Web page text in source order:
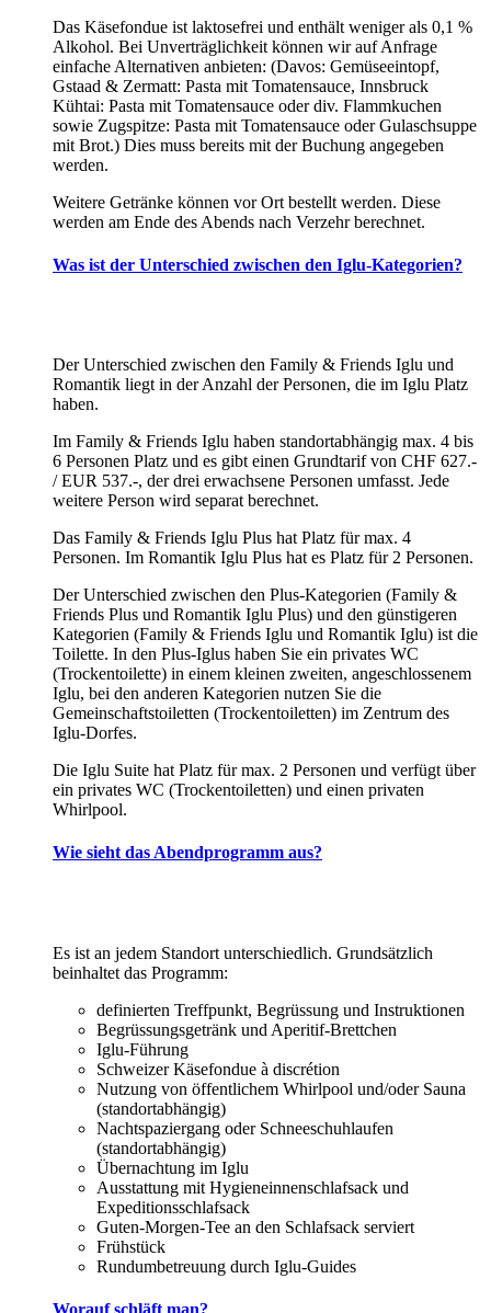
Das Käsefondue ist laktosefrei und enthält weniger als 0,1 %
Alkohol. Bei Unverträglichkeit können wir auf Anfrage
einfache Alternativen anbieten: (Davos: Gemüseeintopf,
Gstaad & Zermatt: Pasta mit Tomatensauce, Innsbruck
Kühtai: Pasta mit Tomatensauce oder div. Flammkuchen
sowie Zugspitze: Pasta mit Tomatensauce oder Gulaschsuppe
mit Brot.) Dies muss bereits mit der Buchung angegeben
werden.
Weitere Getränke können vor Ort bestellt werden. Diese
werden am Ende des Abends nach Verzehr berechnet.
Was ist der Unterschied zwischen den Iglu-Kategorien?
Der Unterschied zwischen den Family & Friends Iglu und
Romantik liegt in der Anzahl der Personen, die im Iglu Platz
haben.
Im Family & Friends Iglu haben standortabhängig max. 4 bis
6 Personen Platz und es gibt einen Grundtarif von CHF 627.-
/ EUR 537.-, der drei erwachsene Personen umfasst. Jede
weitere Person wird separat berechnet.
Das Family & Friends Iglu Plus hat Platz für max. 4
Personen. Im Romantik Iglu Plus hat es Platz für 2 Personen.
Der Unterschied zwischen den Plus-Kategorien (Family &
Friends Plus und Romantik Iglu Plus) und den günstigeren
Kategorien (Family & Friends Iglu und Romantik Iglu) ist die
Toilette. In den Plus-Iglus haben Sie ein privates WC
(Trockentoilette) in einem kleinen zweiten, angeschlossenem
Iglu, bei den anderen Kategorien nutzen Sie die
Gemeinschaftstoiletten (Trockentoiletten) im Zentrum des
Iglu-Dorfes.
Die Iglu Suite hat Platz für max. 2 Personen und verfügt über
ein privates WC (Trockentoiletten) und einen privaten
Whirlpool.
Wie sieht das Abendprogramm aus?
Es ist an jedem Standort unterschiedlich. Grundsätzlich
beinhaltet das Programm:
definierten Treffpunkt, Begrüssung und Instruktionen
Begrüssungsgetränk und Aperitif-Brettchen
Iglu-Führung
Schweizer Käsefondue à discrétion
Nutzung von öffentlichem Whirlpool und/oder Sauna
(standortabhängig)
Nachtspaziergang oder Schneeschuhlaufen
(standortabhängig)
Übernachtung im Iglu
Ausstattung mit Hygieneinnenschlafsack und
Expeditionsschlafsack
Guten-Morgen-Tee an den Schlafsack serviert
Frühstück
Rundumbetreuung durch Iglu-Guides
Worauf schläft man?